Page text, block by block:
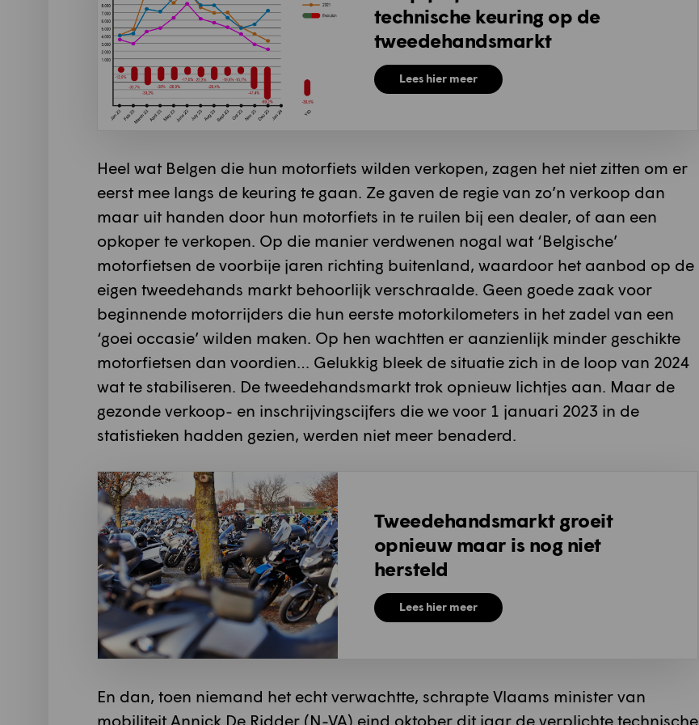
technische keuring op de
tweedehandsmarkt
Lees hier meer
Heel wat Belgen die hun motorfiets wilden verkopen, zagen het niet zitten om er
eerst mee langs de keuring te gaan. Ze gaven de regie van zo’n verkoop dan
maar uit handen door hun motorfiets in te ruilen bij een dealer, of aan een
opkoper te verkopen. Op die manier verdwenen nogal wat ‘Belgische’
motorfietsen de voorbije jaren richting buitenland, waardoor het aanbod op de
eigen tweedehands markt behoorlijk verschraalde. Geen goede zaak voor
beginnende motorrijders die hun eerste motorkilometers in het zadel van een
‘goei occasie’ wilden maken. Op hen wachtten er aanzienlijk minder geschikte
motorfietsen dan voordien… Gelukkig bleek de situatie zich in de loop van 2024
wat te stabiliseren. De tweedehandsmarkt trok opnieuw lichtjes aan. Maar de
gezonde verkoop- en inschrijvingscijfers die we voor 1 januari 2023 in de
statistieken hadden gezien, werden niet meer benaderd.
Tweedehandsmarkt groeit
opnieuw maar is nog niet
hersteld
Lees hier meer
En dan, toen niemand het echt verwachtte, schrapte Vlaams minister van
mobiliteit Annick De Ridder (N-VA) eind oktober dit jaar de verplichte technische